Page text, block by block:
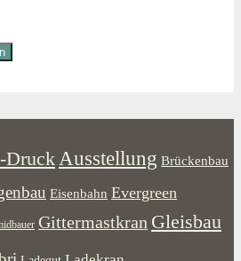
Druck Ausstellung Brückenbau
Eisenbahn Evergreen
Gittermastkran Gleisbau